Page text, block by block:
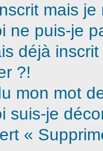
mais
ne puis-je
déjà
?!
mon mot
suis-je
«